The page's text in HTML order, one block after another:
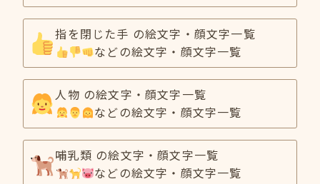
指を閉じた手 の絵文字・顔文字一覧
などの絵文字・顔文字一覧
人物 の絵文字・顔文字一覧
などの絵文字・顔文字一覧
哺乳類 の絵文字・顔文字一覧
などの絵文字・顔文字一覧